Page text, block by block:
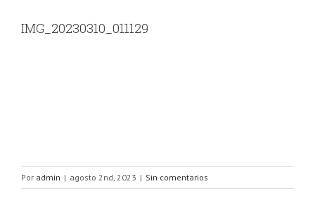
IMG_20230310_011129
Por admin | agosto 2nd, 2023 | Sin comentarios